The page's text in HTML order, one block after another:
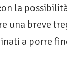
la
una breve
a porre